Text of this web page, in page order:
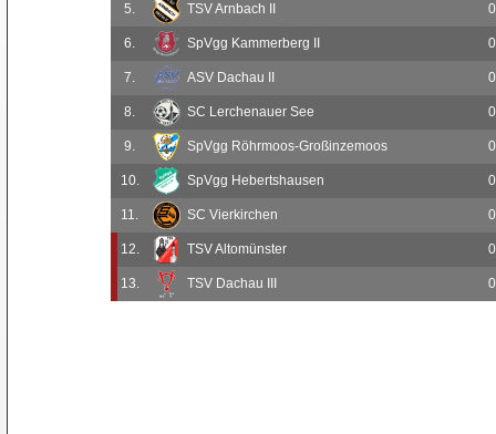
5. TSV Arnbach II 0
6. SpVgg Kammerberg II 0
7. ASV Dachau II 0
8. SC Lerchenauer See 0
9. SpVgg Röhrmoos-Großinzemoos 0
10. SpVgg Hebertshausen 0
11. SC Vierkirchen 0
12. TSV Altomünster 0
13. TSV Dachau III 0